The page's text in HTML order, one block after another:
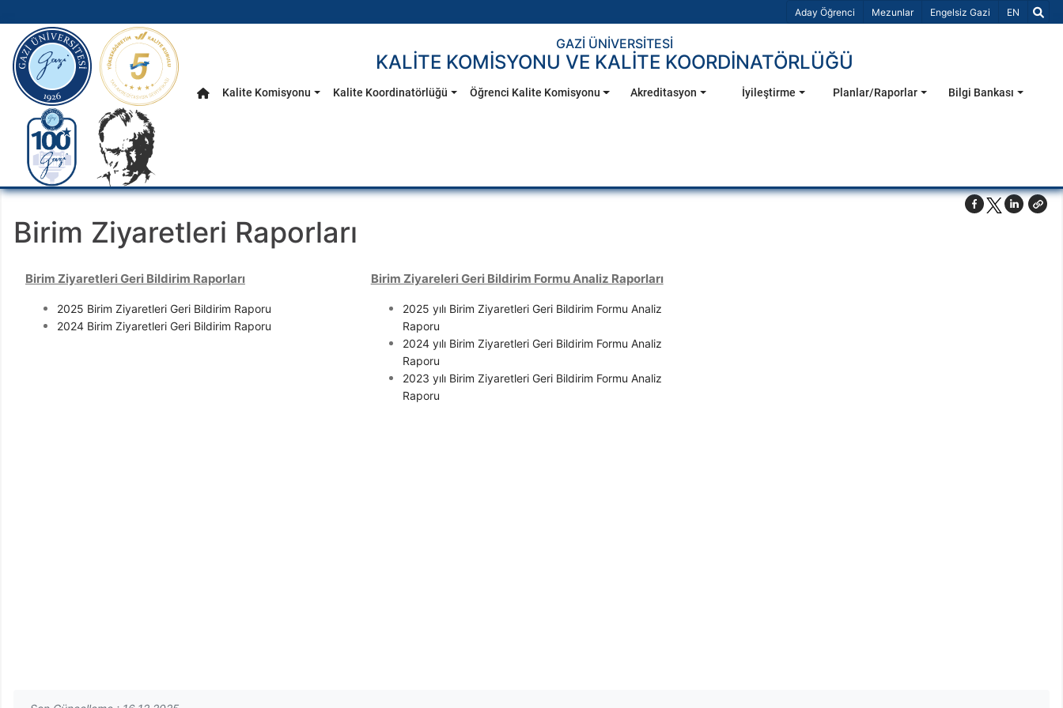
Aday Öğrenci Mezunlar Engelsiz Gazi Dil Seçiniz
EN
Ana Menü
gazi.edu.tr
GAZİ ÜNİVERSİTESİ
KALİTE KOMİSYONU VE KALİTE KOORDİNATÖRLÜĞÜ
Anasayfa
Kalite Komisyonu Kalite Koordinatörlüğü Öğrenci Kalite Komisyonu Akreditasyon İyileştirme Planlar/Raporlar Bilgi Bankası
Birim Ziyaretleri Raporları
Birim Ziyaretleri Geri Bildirim Raporları
2025 Birim Ziyaretleri Geri Bildirim Raporu
2024 Birim Ziyaretleri Geri Bildirim Raporu
Birim Ziyareleri Geri Bildirim Formu Analiz Raporları
2025 yılı Birim Ziyaretleri Geri Bildirim Formu Analiz
Raporu
2024 yılı Birim Ziyaretleri Geri Bildirim Formu Analiz
Raporu​​​​​​
2023 yılı Birim Ziyaretleri Geri Bildirim Formu Analiz
Raporu​​​​​​